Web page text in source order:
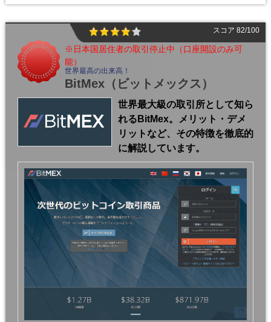
スコア 82/100
※日本国居住者の取引停止中（口座開設のみ可
能）
世界最高の出来高！
BitMex（ビットメックス）
世界最大級の取引所として知ら
れるBitMex。メリット・デメ
リットなど、その特徴を徹底的
に解説しています。